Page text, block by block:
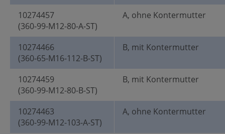
10274457
(360-99-M12-80-A-ST)
A, ohne Kontermutter
10274466
(360-65-M16-112-B-ST)
B, mit Kontermutter
10274459
(360-99-M12-80-B-ST)
B, mit Kontermutter
10274463
(360-99-M12-103-A-ST)
A, ohne Kontermutter